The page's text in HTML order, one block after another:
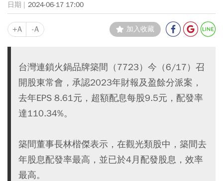
2024-06-17 17:00
+A -A 加入收藏
台灣連鎖火鍋品牌築間（7723）今（6/17）召
開股東常會，承認2023年財報及盈餘分派案，
去年EPS 8.61元，超額配息每股9.5元，配發率
達110.34%。
築間董事長林楷傑表示，在觀光類股中，築間去
年股息配發率最高，並已於4月配發股息，效率
最高。